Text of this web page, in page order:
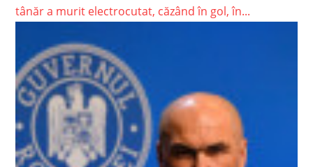
tânăr a murit electrocutat, căzând în gol, în...